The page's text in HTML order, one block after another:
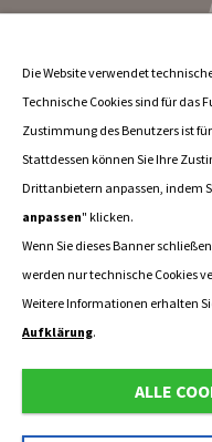
Die Website verwendet
Technische Cookies sind für das
Zustimmung des Benutzers ist
Stattdessen können Sie Ihre
Drittanbietern anpassen, indem
anpassen" klicken.
Wenn Sie dieses Banner
werden nur technische Cookies
Weitere Informationen erhalten
Aufklärung.
ALLE